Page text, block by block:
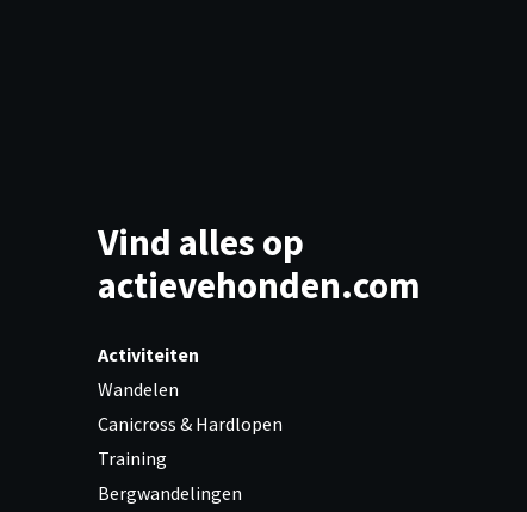
Vind alles op
actievehonden.com
Activiteiten
Wandelen
Canicross & Hardlopen
Training
Bergwandelingen